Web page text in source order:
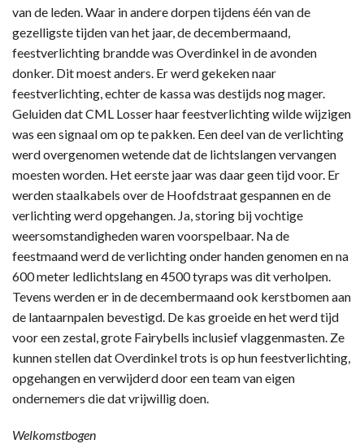
van de leden. Waar in andere dorpen tijdens één van de
gezelligste tijden van het jaar, de decembermaand,
feestverlichting brandde was Overdinkel in de avonden
donker. Dit moest anders. Er werd gekeken naar
feestverlichting, echter de kassa was destijds nog mager.
Geluiden dat CML Losser haar feestverlichting wilde wijzigen
was een signaal om op te pakken. Een deel van de verlichting
werd overgenomen wetende dat de lichtslangen vervangen
moesten worden. Het eerste jaar was daar geen tijd voor. Er
werden staalkabels over de Hoofdstraat gespannen en de
verlichting werd opgehangen. Ja, storing bij vochtige
weersomstandigheden waren voorspelbaar. Na de
feestmaand werd de verlichting onder handen genomen en na
600 meter ledlichtslang en 4500 tyraps was dit verholpen.
Tevens werden er in de decembermaand ook kerstbomen aan
de lantaarnpalen bevestigd. De kas groeide en het werd tijd
voor een zestal, grote Fairybells inclusief vlaggenmasten. Ze
kunnen stellen dat Overdinkel trots is op hun feestverlichting,
opgehangen en verwijderd door een team van eigen
ondernemers die dat vrijwillig doen.
Welkomstbogen